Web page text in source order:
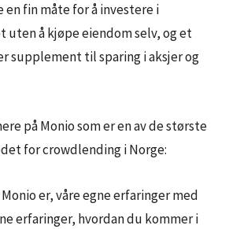
en fin måte for å investere i
uten å kjøpe eiendom selv, og et
supplement til sparing i aksjer og
på Monio som er en av de største
for crowdlending i Norge:
er, våre egne erfaringer med
erfaringer, hvordan du kommer i